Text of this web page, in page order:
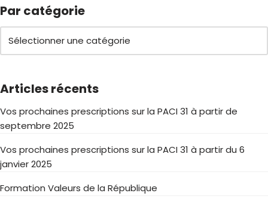
Par catégorie
Articles récents
Vos prochaines prescriptions sur la PACI 31 à partir de
septembre 2025
Vos prochaines prescriptions sur la PACI 31 à partir du 6
janvier 2025
Formation Valeurs de la République